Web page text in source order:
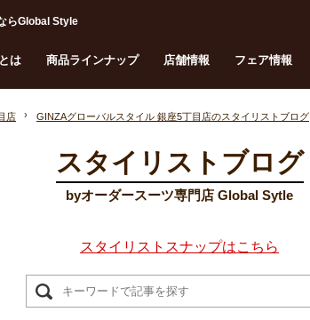
らGlobal Style
は 商品ラインナップ 店舗情報 フェア情報
店 GINZAグローバルスタイル 銀座5丁目店のスタイリストブログ
スタイリストブログ
byオーダースーツ専門店 Global Sytle
スタイリストスナップはこちら